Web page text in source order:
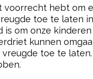
voorrecht hebt om
toe te laten
is om onze
kunnen
toe te